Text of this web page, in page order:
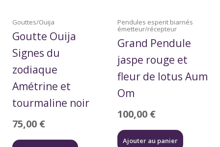
Gouttes/Ouija
Goutte Ouija
Signes du
zodiaque
Amétrine et
tourmaline noir
75,00 €
Pendules esperit biarnés
émetteur/récepteur
Grand Pendule
jaspe rouge et
fleur de lotus Aum
Om
100,00 €
Ajouter au panier